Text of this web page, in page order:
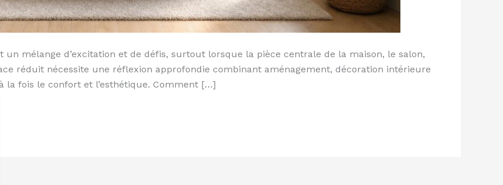
un mélange d’excitation et de défis, surtout lorsque la pièce centrale de la maison, le salon,
réduit nécessite une réflexion approfondie combinant aménagement, décoration intérieure
fois le confort et l’esthétique. Comment […]